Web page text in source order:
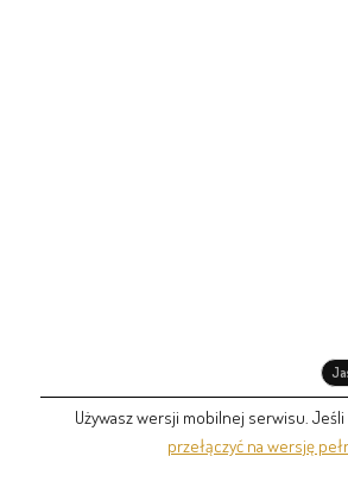
Używasz wersji mobilnej serwisu.
przełączyć na wersję